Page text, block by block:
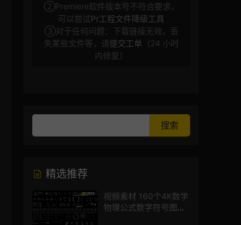
②Premiere软件版本号不符合要求，
可以尝试Pr工程文件降级工具
③对于任何问题：下载链接无效，丢
失某些文件等，请提交工单 （24 小时
内修复）
精选推荐
视频素材 160个4K数学
物理公式数字符号图标